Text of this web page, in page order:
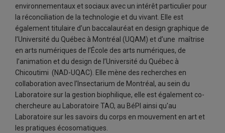
environnementaux et sociaux avec un intérêt particulier pour
la réconciliation de la technologie et du vivant. Elle est
également titulaire d’un baccalauréat en design graphique de
l’Université du Québec à Montréal (UQAM) et d’une maîtrise
en arts numériques de l’École des arts numériques, de
l’animation et du design de l’Université du Québec à
Chicoutimi (NAD-UQAC). Elle mène des recherches en
collaboration avec l’Insectarium de Montréal, au sein du
Laboratoire sur la gestion biophilique, elle est également co-
chercheure au Laboratoire TAO, au BéPI ainsi qu'au
Laboratoire sur les savoirs du corps en mouvement en art et
les pratiques écosomatiques.